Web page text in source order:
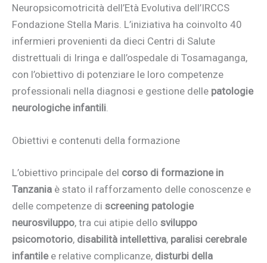
Neuropsicomotricità dell’Età Evolutiva dell’IRCCS
Fondazione Stella Maris. L’iniziativa ha coinvolto 40
infermieri provenienti da dieci Centri di Salute
distrettuali di Iringa e dall’ospedale di Tosamaganga,
con l’obiettivo di potenziare le loro competenze
professionali nella diagnosi e gestione delle patologie
neurologiche infantili
Obiettivi e contenuti della formazione
L’obiettivo principale del corso di formazione in
Tanzania è stato il rafforzamento delle conoscenze e
delle competenze di screening patologie
neurosviluppo, tra cui atipie dello sviluppo
psicomotorio, disabilità intellettiva, paralisi cerebrale
infantilee relative complicanze, disturbi della